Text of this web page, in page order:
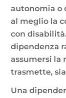
autonomia o
al meglio la
con
dipendenza
assumersi la
trasmette,
Una